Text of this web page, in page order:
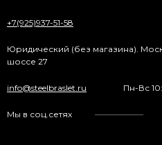
+7(925)937-51-58
Юридический (без магазина).
шоссе 27
info@steelbraslet.ru Пн-Вс
Мы в соц.сетях